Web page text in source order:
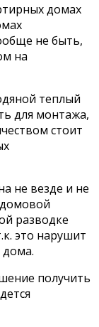
домах
не быть,
на
теплый
для монтажа,
стоит
не везде и не
разводке
это нарушит
дома.
получить